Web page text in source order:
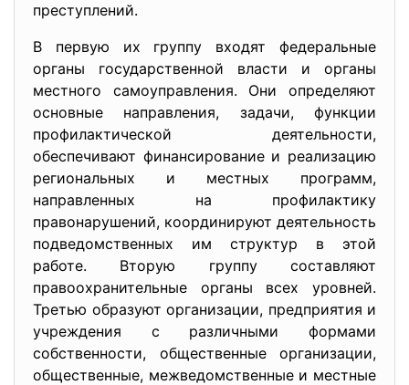
преступлений.
В первую их группу входят федеральные
органы государственной власти и органы
местного самоуправления. Они определяют
основные направления, задачи, функции
профилактической деятельности,
обеспечивают финансирование и реализацию
региональных и местных программ,
направленных на профилактику
правонарушений, координируют деятельность
подведомственных им структур в этой
работе. Вторую группу составляют
правоохранительные органы всех уровней.
Третью образуют организации, предприятия и
учреждения с различными формами
собственности, общественные организации,
общественные, межведомственные и местные